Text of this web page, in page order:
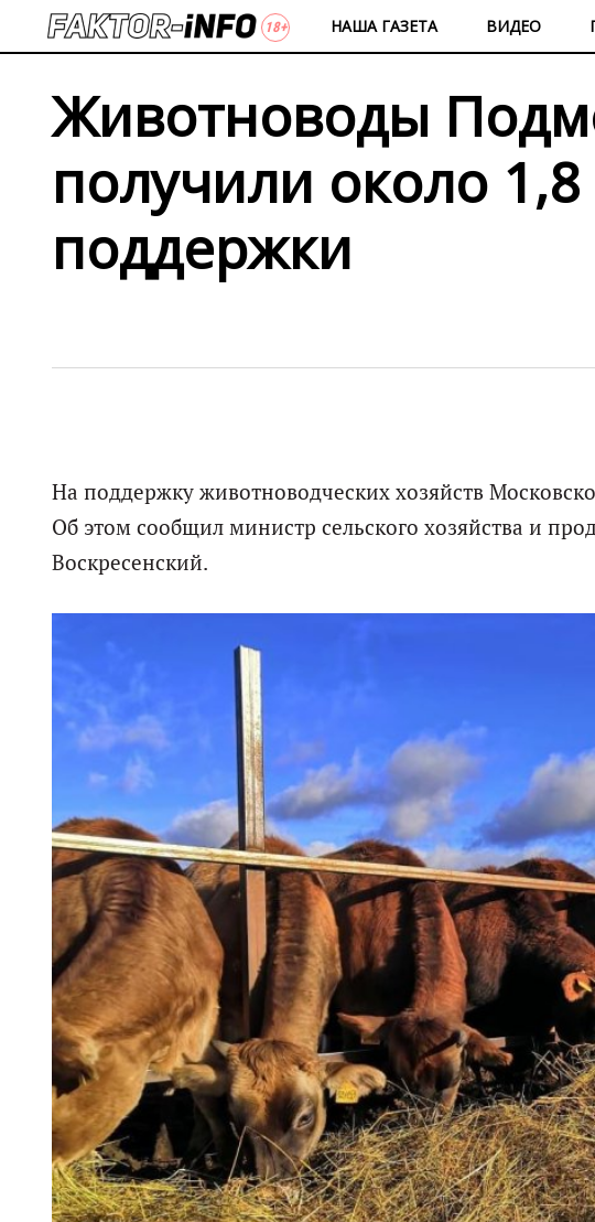
НАША ГАЗЕТА ВИДЕО
Животноводы
получили около
поддержки
На поддержку животноводческих хозяйств
Об этом сообщил министр сельского хозяйства и
Воскресенский.